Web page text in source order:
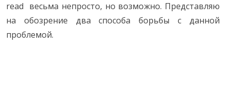
read весьма непросто, но возможно. Представляю
на обозрение два способа борьбы с данной
проблемой.